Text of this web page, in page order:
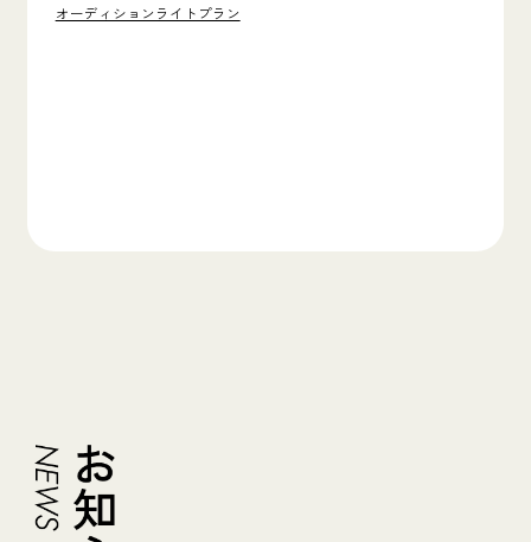
オーディションライトプラン